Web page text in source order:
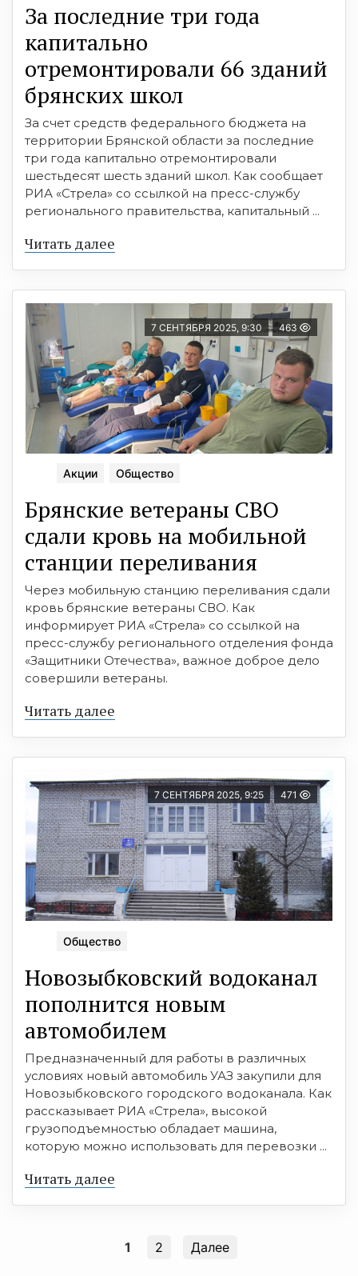
За последние три года
капитально
отремонтировали 66 зданий
брянских школ
За счет средств федерального бюджета на
территории Брянской области за последние
три года капитально отремонтировали
шестьдесят шесть зданий школ. Как сообщает
РИА «Стрела» со ссылкой на пресс-службу
регионального правительства, капитальный ...
Читать далее
7 СЕНТЯБРЯ 2025, 9:30 463
Акции Общество
Брянские ветераны СВО
сдали кровь на мобильной
станции переливания
Через мобильную станцию переливания сдали
кровь брянские ветераны СВО. Как
информирует РИА «Стрела» со ссылкой на
пресс-службу регионального отделения фонда
«Защитники Отечества», важное доброе дело
совершили ветераны.
Читать далее
7 СЕНТЯБРЯ 2025, 9:25 471
Общество
Новозыбковский водоканал
пополнится новым
автомобилем
Предназначенный для работы в различных
условиях новый автомобиль УАЗ закупили для
Новозыбковского городского водоканала. Как
рассказывает РИА «Стрела», высокой
грузоподъемностью обладает машина,
которую можно использовать для перевозки ...
Читать далее
1 2 Далее